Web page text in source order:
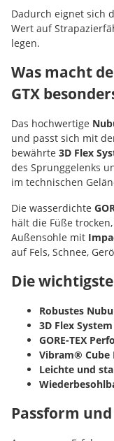
Dadurch eignet sich
Wert auf
legen.
Was macht
GTX
Das hochwertige
und passt sich mit
bewährte 3D Flex
des Sprunggelenks
im technischen
Die wasserdichte
hält die Füße
Außensohle mit
auf Fels, Schnee,
Die
Robustes
3D Flex
GORE-TEX
Vibram® Cube
Leichte und
Passform